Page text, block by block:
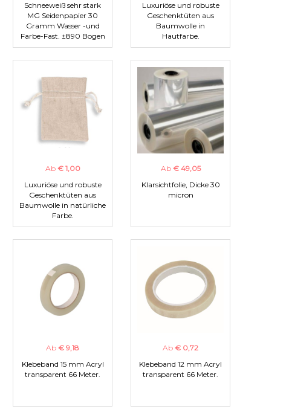
Schneeweiß sehr stark
MG Seidenpapier 30
Gramm Wasser -und
Farbe-Fast. ±890 Bogen
Luxuriöse und robuste
Geschenktüten aus
Baumwolle in
Hautfarbe.
Ab € 1,00
Luxuriöse und robuste
Geschenktüten aus
Baumwolle in natürliche
Farbe.
Ab € 49,05
Klarsichtfolie, Dicke 30
micron
Ab € 9,18
Klebeband 15 mm Acryl
transparent 66 Meter.
Ab € 0,72
Klebeband 12 mm Acryl
transparent 66 Meter.